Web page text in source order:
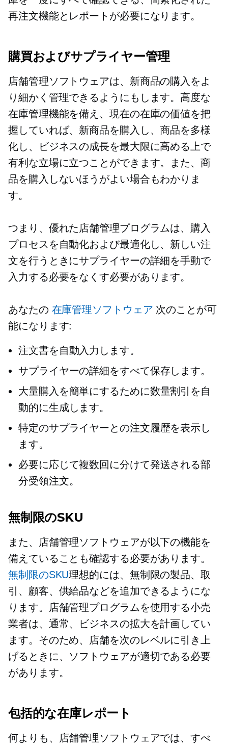
再注文機能とレポートが必要になります。
購買およびサプライヤー管理
店舗管理ソフトウェアは、新商品の購入をよ
り細かく管理できるようにもします。高度な
在庫管理機能を備え、現在の在庫の価値を把
握していれば、新商品を購入し、商品を多様
化し、ビジネスの成長を最大限に高める上で
有利な立場に立つことができます。また、商
品を購入しないほうがよい場合もわかりま
す。
つまり、優れた店舗管理プログラムは、購入
プロセスを自動化および最適化し、新しい注
文を行うときにサプライヤーの詳細を手動で
入力する必要をなくす必要があります。
あなたの 在庫管理ソフトウェア 次のことが可
能になります:
注文書を自動入力します。
サプライヤーの詳細をすべて保存します。
大量購入を簡単にするために数量割引を自
動的に生成します。
特定のサプライヤーとの注文履歴を表示し
ます。
必要に応じて複数回に分けて発送される部
分受領注文。
無制限のSKU
また、店舗管理ソフトウェアが以下の機能を
備えていることも確認する必要があります。
無制限のSKU理想的には、無制限の製品、取
引、顧客、供給品などを追加できるようにな
ります。店舗管理プログラムを使用する小売
業者は、通常、ビジネスの拡大を計画してい
ます。そのため、店舗を次のレベルに引き上
げるときに、ソフトウェアが適切である必要
があります。
包括的な在庫レポート
何よりも、店舗管理ソフトウェアでは、すべ